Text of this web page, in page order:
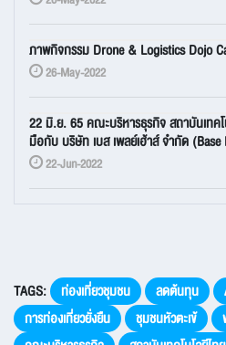
ภาพกิจกรรม Drone & Logistics Dojo
26-May-2022
22 มิ.ย. 65 คณะบริหารธุรกิจ สถาบันเทค
มือกับ บริษัท เบส เพลย์เฮ้าส์ จำกัด (Base
22-Jun-2022
TAGS: ท่องเที่ยวชุมชน ลดต้นทุน
การท่องเที่ยวยั่งยืน
ชุมชนหัวตะเข้